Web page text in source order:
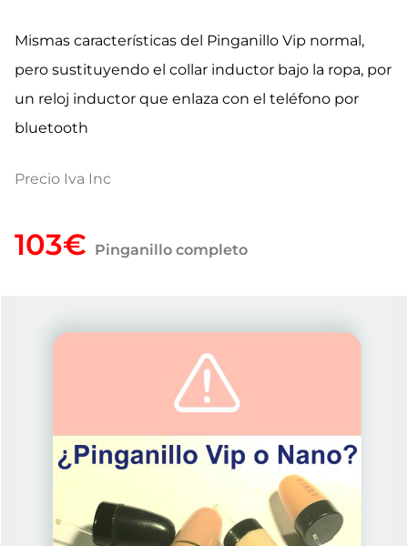
Mismas características del Pinganillo Vip normal,
pero sustituyendo el collar inductor bajo la ropa, por
un reloj inductor que enlaza con el teléfono por
bluetooth
Precio Iva Inc
103€ Pinganillo completo